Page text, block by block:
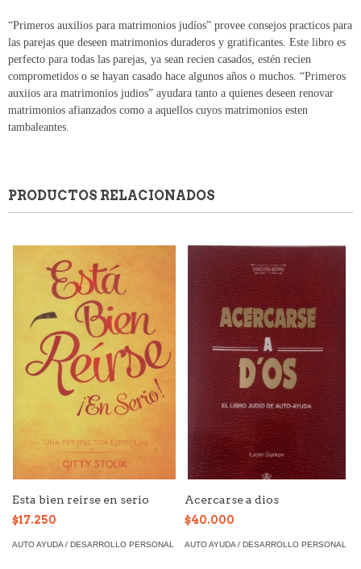
“Primeros auxilios para matrimonios judíos” provee consejos practicos para
las parejas que deseen matrimonios duraderos y gratificantes. Este libro es
perfecto para todas las parejas, ya sean recien casados, estén recien
comprometidos o se hayan casado hace algunos años o muchos. “Primeros
auxiios ara matrimonios judios” ayudara tanto a quienes deseen renovar
matrimonios afianzados como a aquellos cuyos matrimonios esten
tambaleantes.
PRODUCTOS RELACIONADOS
Esta bien reirse en serio
$17.250
AUTO AYUDA / DESARROLLO PERSONAL
Acercarse a dios
$40.000
AUTO AYUDA / DESARROLLO PERSONAL